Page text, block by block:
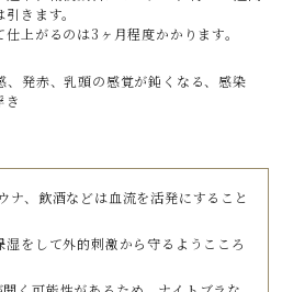
きます。
上がるのは3ヶ月程度かかります。
、発赤、乳頭の感覚が鈍くなる、感染
き
ナ、飲酒などは血流を活発にすること
をして外的刺激から守るようこころ